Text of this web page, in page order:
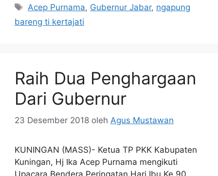
Tag
Acep Purnama, Gubernur Jabar, ngapung
bareng ti kertajati
Raih Dua Penghargaan
Dari Gubernur
23 Desember 2018 oleh Agus Mustawan
KUNINGAN (MASS)- Ketua TP PKK Kabupaten
Kuningan, Hj Ika Acep Purnama mengikuti
Upacara Bendera Peringatan Hari Ibu Ke 90